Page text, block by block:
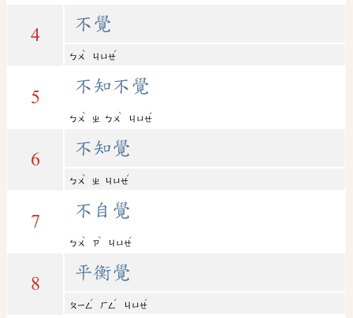
4
不覺
ㄅㄨ
ˋ
ㄐㄩㄝ
ˊ
5
不知不覺
ㄅㄨ
ˋ
ㄓ ㄅㄨ
ˋ
ㄐㄩㄝ
ˊ
6
不知覺
ㄅㄨ
ˋ
ㄓ ㄐㄩㄝ
ˊ
7
不自覺
ㄅㄨ
ˋ
ㄗ
ˋ
ㄐㄩㄝ
ˊ
8
平衡覺
ㄆㄧㄥ
ˊ
ㄏㄥ
ˊ
ㄐㄩㄝ
ˊ